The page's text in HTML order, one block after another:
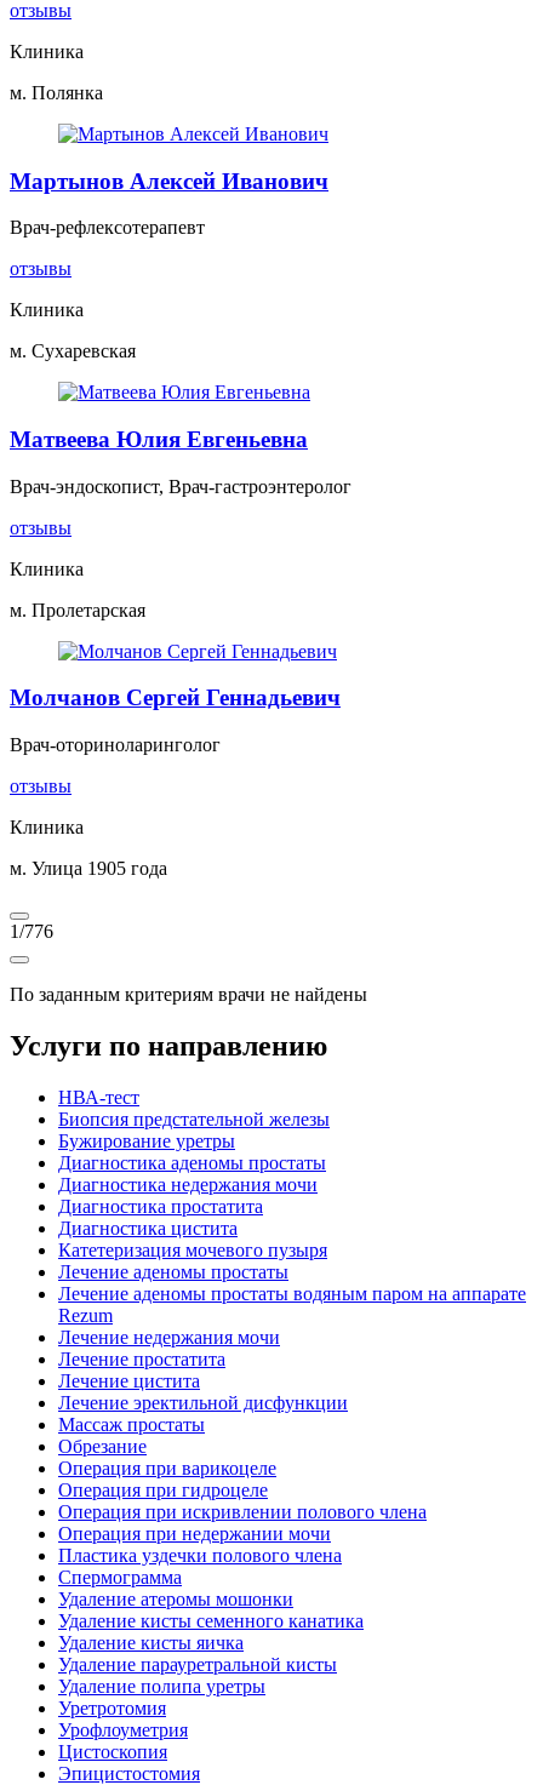
отзывы
Клиника
м. Полянка
Мартынов Алексей Иванович
Врач-рефлексотерапевт
отзывы
Клиника
м. Сухаревская
Матвеева Юлия Евгеньевна
Врач-эндоскопист, Врач-гастроэнтеролог
отзывы
Клиника
м. Пролетарская
Молчанов Сергей Геннадьевич
Врач-оториноларинголог
отзывы
Клиника
м. Улица 1905 года
1/776
По заданным критериям врачи не найдены
Услуги по направлению
HВА-тест
Биопсия предстательной железы
Бужирование уретры
Диагностика аденомы простаты
Диагностика недержания мочи
Диагностика простатита
Диагностика цистита
Катетеризация мочевого пузыря
Лечение аденомы простаты
Лечение аденомы простаты водяным паром на аппарате
Rezum
Лечение недержания мочи
Лечение простатита
Лечение цистита
Лечение эректильной дисфункции
Массаж простаты
Обрезание
Операция при варикоцеле
Операция при гидроцеле
Операция при искривлении полового члена
Операция при недержании мочи
Пластика уздечки полового члена
Спермограмма
Удаление атеромы мошонки
Удаление кисты семенного канатика
Удаление кисты яичка
Удаление парауретральной кисты
Удаление полипа уретры
Уретротомия
Урофлоуметрия
Цистоскопия
Эпицистостомия